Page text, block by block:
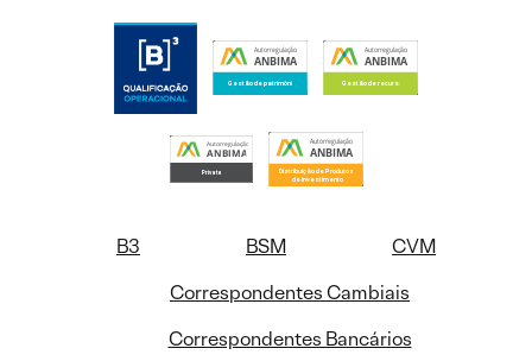
B3 BSM
CVM
Correspondentes Cambiais
Correspondentes Bancários